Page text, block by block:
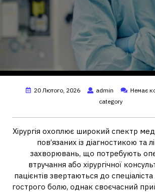
20 Лютого, 2026 admin Немає
category
Хірургія охоплює широкий спектр
пов’язаних із діагностикою та
захворювань, що потребують
втручання або хірургічної
пацієнтів звертаються до
гострого болю, однак своєчасний